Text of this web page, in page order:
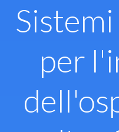
per